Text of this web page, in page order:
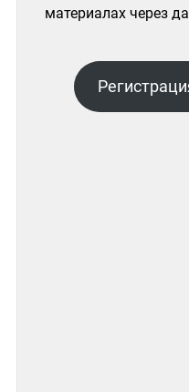
материалах через